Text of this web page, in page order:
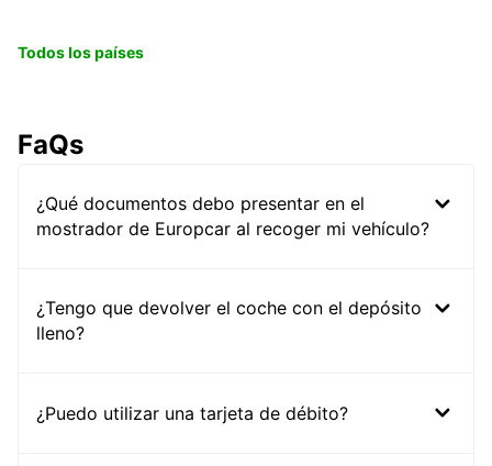
Todos los países
FaQs
¿Qué documentos debo presentar en el
mostrador de Europcar al recoger mi vehículo?
¿Tengo que devolver el coche con el depósito
lleno?
¿Puedo utilizar una tarjeta de débito?